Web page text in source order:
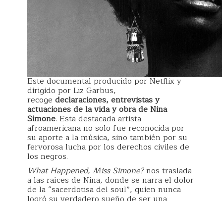
Este documental producido por Netflix y
dirigido por Liz Garbus,
recoge declaraciones, entrevistas y
actuaciones de la vida y obra de Nina
Simone. Esta destacada artista
afroamericana no solo fue reconocida por
su aporte a la música, sino también por su
fervorosa lucha por los derechos civiles de
los negros.
What Happened, Miss Simone?nos traslada
a las raíces de Nina, donde se narra el dolor
de la “sacerdotisa del soul”, quien nunca